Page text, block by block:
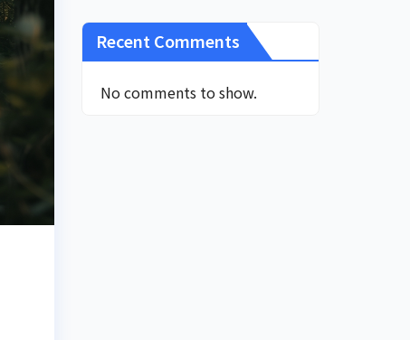
Recent Comments
No comments to show.